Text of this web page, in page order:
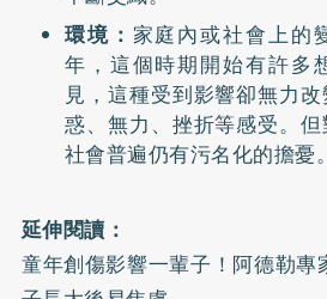
環境： 家庭內或社會上的
年，這個時期開始有許多
見，這種受到影響卻無力
惑、無力、挫折等感受。
社會普遍仍有污名化的擔憂。
延伸閱讀：
童年創傷影響一輩子！阿德勒專